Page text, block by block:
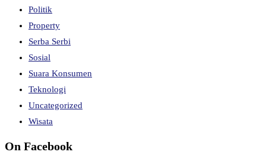
Politik
Property
Serba Serbi
Sosial
Suara Konsumen
Teknologi
Uncategorized
Wisata
On Facebook